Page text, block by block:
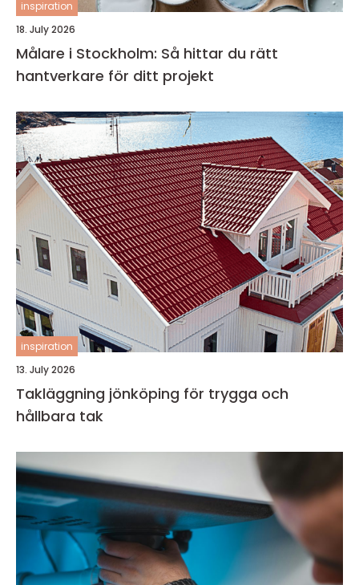
inspiration
18. July 2026
Målare i Stockholm: Så hittar du rätt
hantverkare för ditt projekt
inspiration
13. July 2026
Takläggning jönköping för trygga och
hållbara tak